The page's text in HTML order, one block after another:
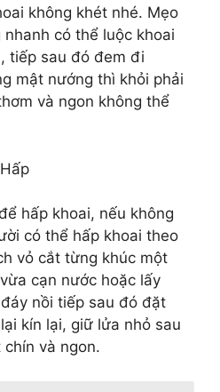
không khét nhé. Mẹo
có thể luộc khoai
tiếp sau đó đem đi
mật nướng thì khỏi phải
và ngon không thể
hấp khoai, nếu không
có thể hấp khoai theo
vỏ cắt từng khúc một
cạn nước hoặc lấy
nồi tiếp sau đó đặt
kín lại, giữ lửa nhỏ sau
và ngon.